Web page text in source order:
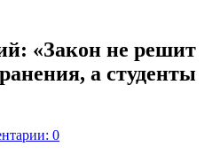
«Закон не решит
а студенты
0